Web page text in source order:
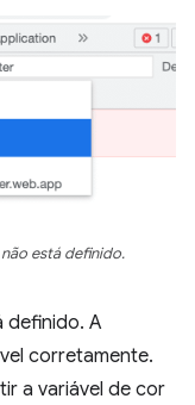
está definido.
definido. A
corretamente.
a variável de cor